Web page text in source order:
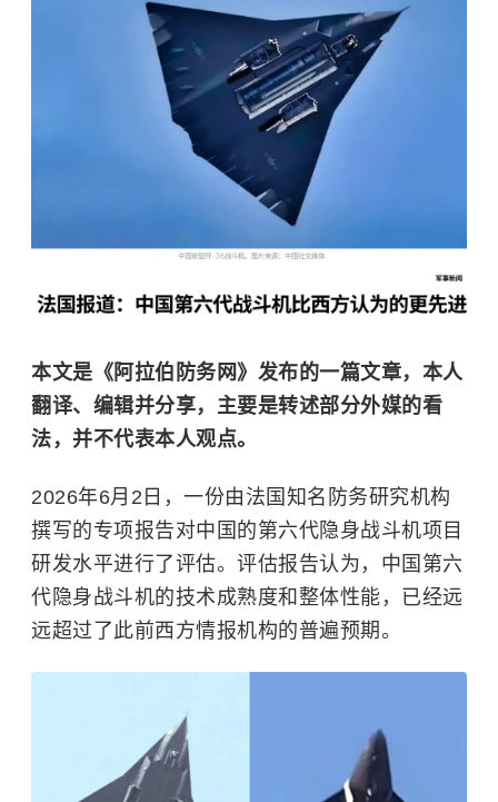
本文是《阿拉伯防务网》发布的一篇文章，本人
翻译、编辑并分享，主要是转述部分外媒的看
法，并不代表本人观点。
2026年6月2日，一份由法国知名防务研究机构
撰写的专项报告对中国的第六代隐身战斗机项目
研发水平进行了评估。评估报告认为，中国第六
代隐身战斗机的技术成熟度和整体性能，已经远
远超过了此前西方情报机构的普遍预期。